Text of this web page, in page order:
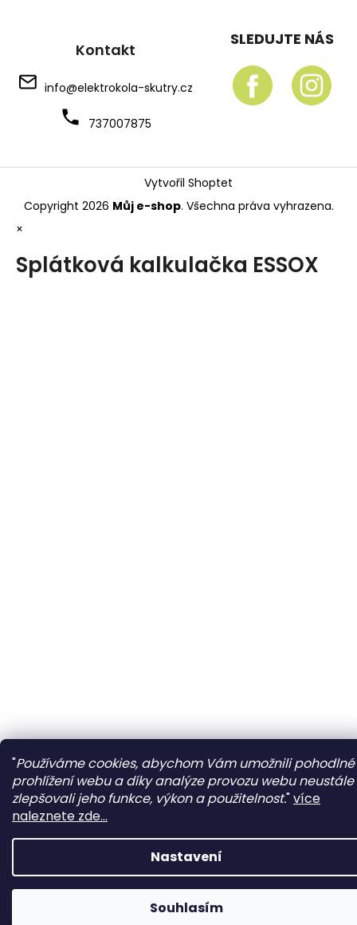
"Používáme cookies, abychom Vám umožnili pohodlné
prohlížení webu a díky analýze provozu webu neustále
zlepšovali jeho funkce, výkon a použitelnost."více
naleznete zde...
Nastavení
Souhlasím
Kontakt
info@elektrokola-skutry.cz
737007875
SLEDUJTE NÁS
Vytvořil Shoptet
Copyright 2026 Můj e-shop. Všechna práva vyhrazena.
×
Splátková kalkulačka ESSOX